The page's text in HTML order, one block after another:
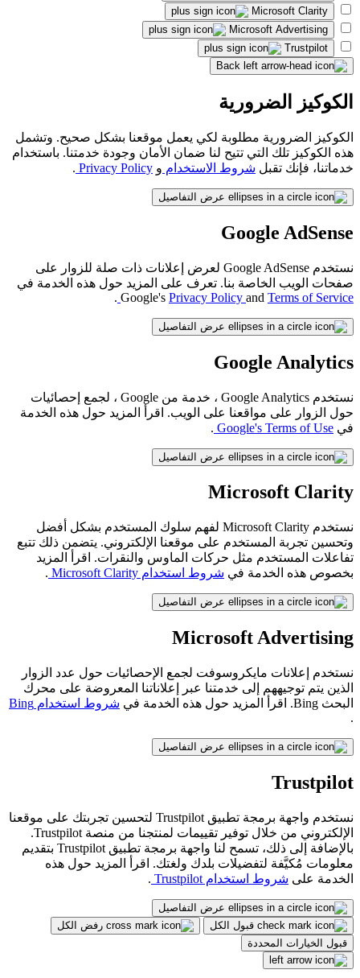
Microsoft Clarity
Microsoft Advertising
Trustpilot
الكوكيز الضرورية
الكوكيز الضرورية مطلوبة لكي يعمل موقعنا بشكل صحيح. وتشمل
هذه الكوكيز تلك التي تتيح لنا ضمان الأمان وجودة خدمتنا. باستخدام
خدماتنا، فإنك تقبل شروط الاستخدام و Privacy Policy
.
Google AdSense
نستخدم Google AdSense لعرض إعلانات ذات صلة للزوار على
صفحات الويب الخاصة بنا. تعرف على المزيد حول هذه الخدمة في
Google's Privacy Policy and Terms of Service
.
Google Analytics
نستخدم Google Analytics ، خدمة من Google ، لجمع إحصائيات
حول الزوار على مواقعنا على الويب. اقرأ المزيد حول هذه الخدمة
في Google's Terms of Use
.
Microsoft Clarity
نستخدم Microsoft Clarity لفهم سلوك المستخدم بشكل أفضل
وتحسين تجربة المستخدم على موقعنا الإلكتروني. يتضمن ذلك تتبع
تفاعلات المستخدم مثل حركات الماوس والنقرات. اقرأ المزيد
بخصوص هذه الخدمة في شروط استخدام Microsoft Clarity .
Microsoft Advertising
نستخدم إعلانات مايكروسوفت لجمع الإحصائيات حول عدد الزوار
الذين يتم توجيههم إلى خدمتنا عبر إعلاناتنا المعروضة على محرك
البحث Bing. اقرأ المزيد حول هذه الخدمة في
شروط استخدام Bing
.
Trustpilot
نستخدم واجهة برمجة تطبيق Trustpilot لتحسين تجربتك على موقعنا
الإلكتروني من خلال توفير تقييمات لمنتجنا من منصة Trustpilot.
بالإضافة إلى ذلك، تسمح لنا واجهة برمجة تطبيق Trustpilot بتقديم
معلومات مُكيَّفة لتفضيلات بلدك ولغتك. اقرأ المزيد حول هذه
الخدمة على شروط استخدام Trustpilot .
قبول الكل
رفض الكل
قبول الخيارات المحددة